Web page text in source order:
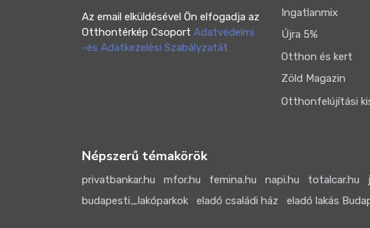
Az email elküldésével Ön elfogadja az
Otthontérkép Csoport Adatvédelmi
-és Adatkezelési Szabályzatát
Ingatlanmix
Újra 5%
Otthon és kert
Zöld Magazin
Otthonfelújítási
Népszerű témakörök
privatbankar.hu mfor.hu femina.hu napi.hu totalcar.hu
budapesti_lakóparkok
eladó családi ház eladó lakás